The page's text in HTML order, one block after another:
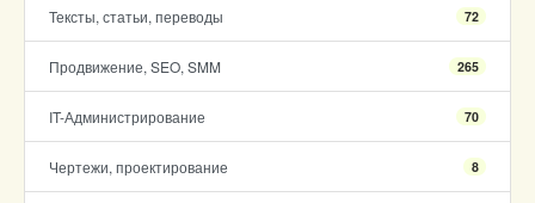
Тексты, статьи, переводы 72
Продвижение, SEO, SMM 265
IT-Администрирование 70
Чертежи, проектирование 8